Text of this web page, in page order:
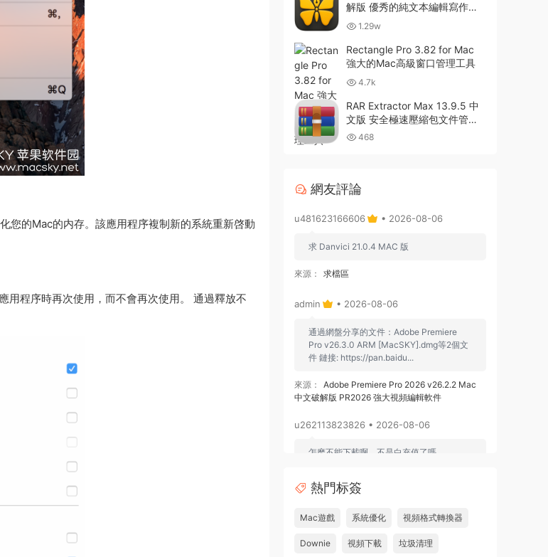
您的Mac的内存。該應用程序複制新的系統重新啓動
用程序時再次使用，而不會再次使用。 通過釋放不
解版 優秀的純文本編輯寫作軟
件 1.29w
Rectangle Pro 3.82 for Mac
強大的Mac高級窗口管理工具
4.7k
RAR Extractor Max 13.9.5 中
文版 安全極速壓縮包文件管理
器 468
網友評論
u481623166606 • 2026-08-06
求 Danvici 21.0.4 MAC 版
來源： 求檔區
admin • 2026-08-06
通過網盤分享的文件：Adobe Premiere
Pro v26.3.0 ARM [MacSKY].dmg等2個文
件 鏈接: https://pan.baidu...
來源：
Adobe Premiere Pro 2026 v26.2.2 Mac
中文破解版 PR2026 強大視頻編輯軟件
u262113823826 • 2026-08-06
怎麽不能下載啊，不是白充值了嗎
來源：
Adobe Premiere Pro 2026 v26.2.2 Mac
中文破解版 PR2026 強大視頻編輯軟件
u604731536624 • 2026-07-15
熱門标簽
Mac遊戲 系統優化 視頻格式轉換器
Downie 視頻下載 垃圾清理